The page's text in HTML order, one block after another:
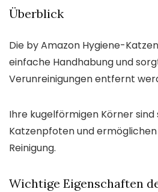
Überblick
Die by Amazon Hygiene-
einfache Handhabung und
Verunreinigungen entfernt
Ihre kugelförmigen Körner sind
Katzenpfoten und
Reinigung.
Wichtige Eigenschaften